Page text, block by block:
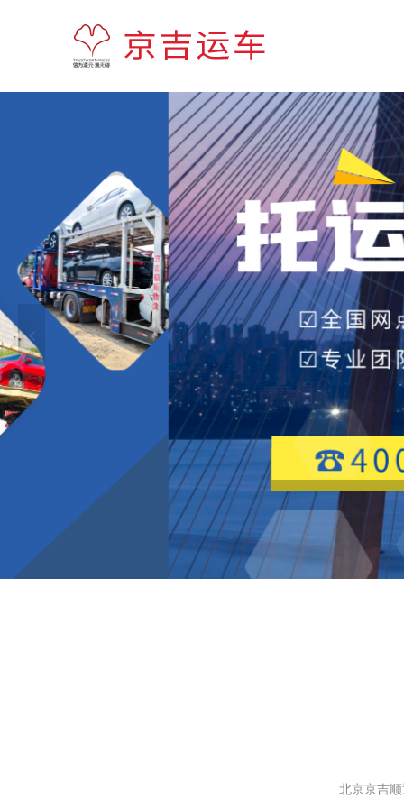
北京京吉